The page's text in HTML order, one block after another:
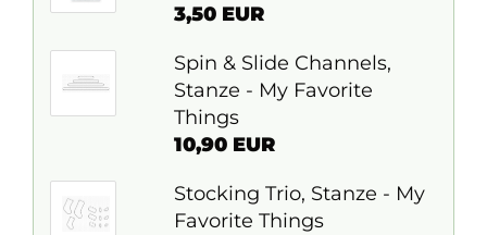
3,50 EUR
Spin & Slide Channels,
Stanze - My Favorite
Things
10,90 EUR
Stocking Trio, Stanze - My
Favorite Things